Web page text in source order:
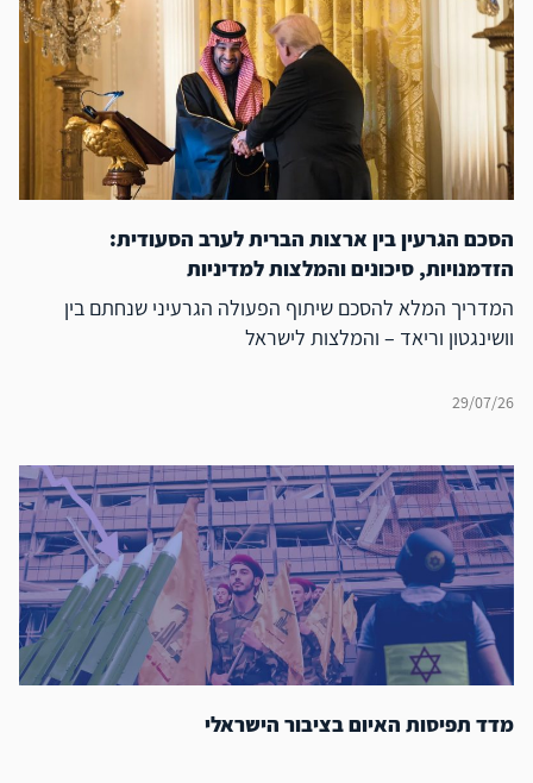
הסכם הגרעין בין ארצות הברית לערב הסעודית:
הזדמנויות, סיכונים והמלצות למדיניות
המדריך המלא להסכם שיתוף הפעולה הגרעיני שנחתם בין
וושינגטון וריאד – והמלצות לישראל
29/07/26
מדד תפיסות האיום בציבור הישראלי